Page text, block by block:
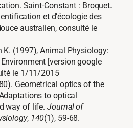
Saint-Constant : Broquet.
et d’écologie des
australien, consulté le
K. (1997), Animal Physiology:
[version google
le 1/11/2015
Geometrical optics of the
to optical
way of life.Journal of
, 140(1), 59-68.